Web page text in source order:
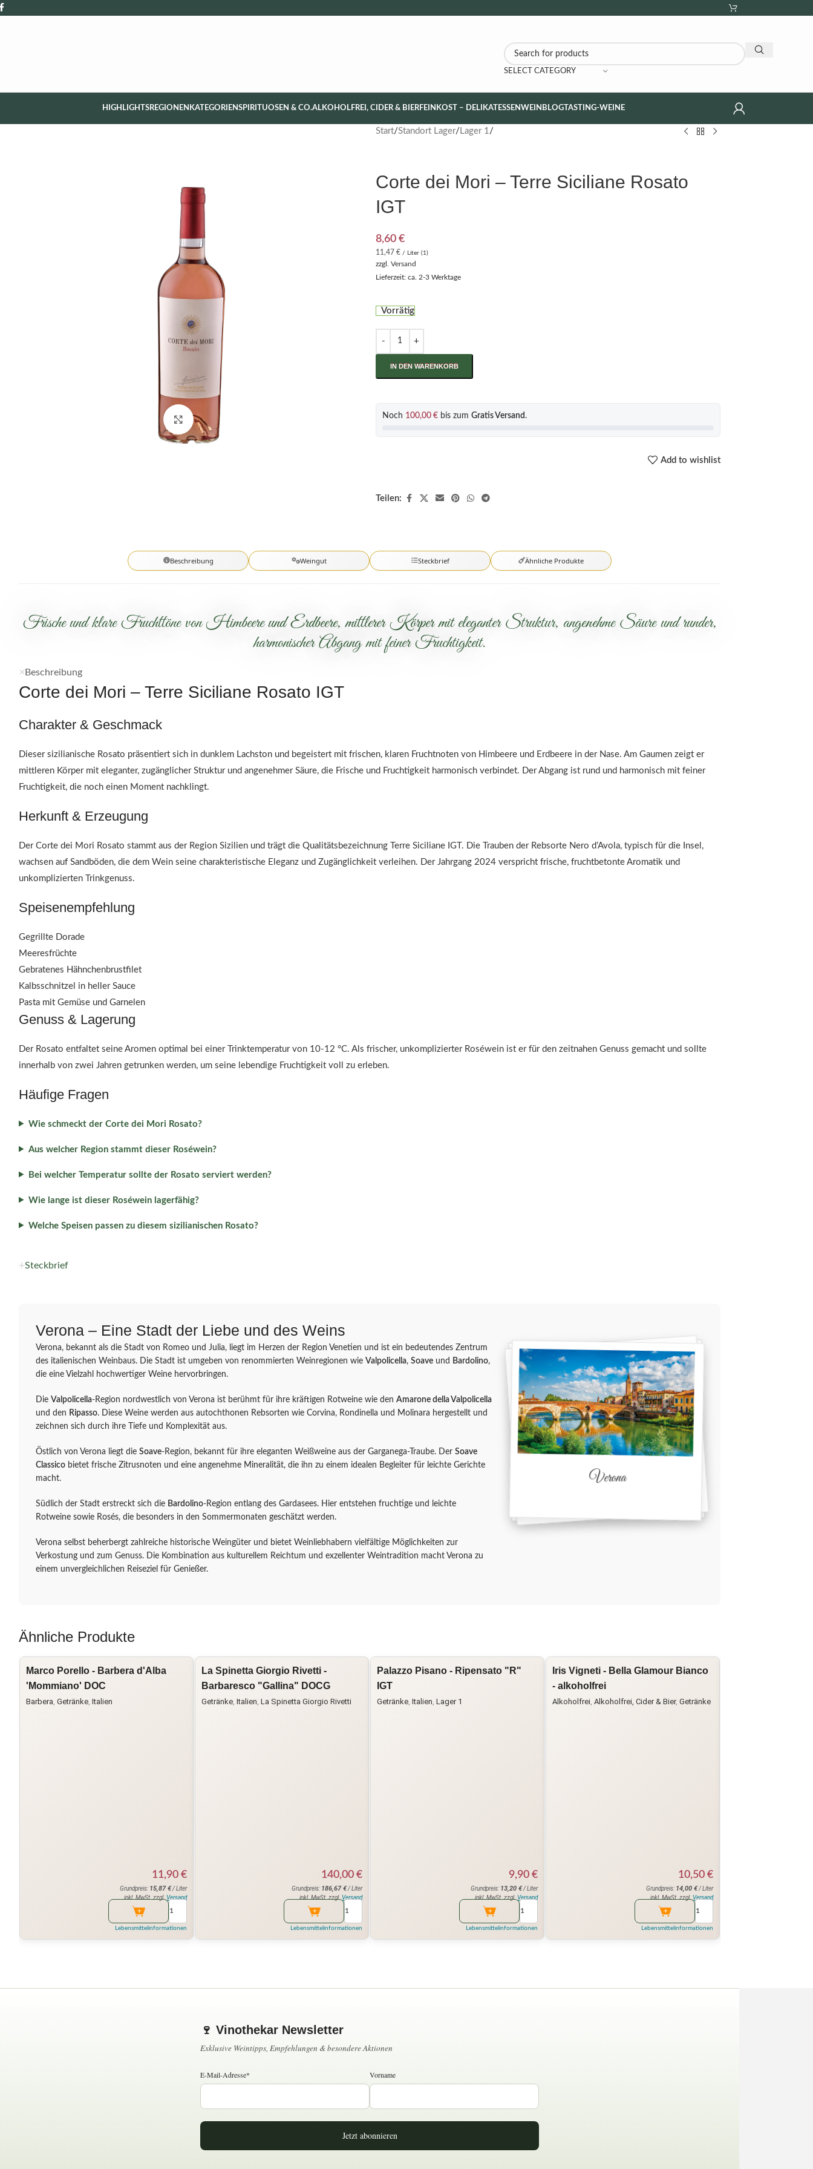
SELECT CATEGORY
HIGHLIGHTSREGIONEN KATEGORIENSPIRITUOSEN & CO.ALKOHOLFREI, CIDER & BIERFEINKOST – DELIKATESSENWEINBLOGTASTING-WEINE
Click to enlarge
Start Standort Lager Lager 1
Corte dei Mori – Terre Siciliane Rosato
IGT
8,60 €
11,47 € / Liter (1)
zzgl. Versand
Lieferzeit: ca. 2-3 Werktage
Vorrätig
IN DEN WARENKORB
Noch 100,00 € bis zum Gratis Versand .
Add to wishlist
Teilen:
Beschreibung Weingut Steckbrief Ähnliche Produkte
Frische und klare Fruchttöne von Himbeere und Erdbeere, mittlerer Körper mit eleganter Struktur, angenehme Säure und runder,
harmonischer Abgang mit feiner Fruchtigkeit.
Beschreibung
Corte dei Mori – Terre Siciliane Rosato IGT
Charakter & Geschmack
Dieser sizilianische Rosato präsentiert sich in dunklem Lachston und begeistert mit frischen, klaren Fruchtnoten von Himbeere und Erdbeere in der Nase. Am Gaumen zeigt er
mittleren Körper mit eleganter, zugänglicher Struktur und angenehmer Säure, die Frische und Fruchtigkeit harmonisch verbindet. Der Abgang ist rund und harmonisch mit feiner
Fruchtigkeit, die noch einen Moment nachklingt.
Herkunft & Erzeugung
Der Corte dei Mori Rosato stammt aus der Region Sizilien und trägt die Qualitätsbezeichnung Terre Siciliane IGT. Die Trauben der Rebsorte Nero d’Avola, typisch für die Insel,
wachsen auf Sandböden, die dem Wein seine charakteristische Eleganz und Zugänglichkeit verleihen. Der Jahrgang 2024 verspricht frische, fruchtbetonte Aromatik und
unkomplizierten Trinkgenuss.
Speisenempfehlung
Gegrillte Dorade
Meeresfrüchte
Gebratenes Hähnchenbrustfilet
Kalbsschnitzel in heller Sauce
Pasta mit Gemüse und Garnelen
Genuss & Lagerung
Der Rosato entfaltet seine Aromen optimal bei einer Trinktemperatur von 10-12 °C. Als frischer, unkomplizierter Roséwein ist er für den zeitnahen Genuss gemacht und sollte
innerhalb von zwei Jahren getrunken werden, um seine lebendige Fruchtigkeit voll zu erleben.
Häufige Fragen
Wie schmeckt der Corte dei Mori Rosato?
Aus welcher Region stammt dieser Roséwein?
Bei welcher Temperatur sollte der Rosato serviert werden?
Wie lange ist dieser Roséwein lagerfähig?
Welche Speisen passen zu diesem sizilianischen Rosato?
Steckbrief
Verona – Eine Stadt der Liebe und des Weins
Verona, bekannt als die Stadt von Romeo und Julia, liegt im Herzen der Region Venetien und ist ein bedeutendes Zentrum
des italienischen Weinbaus. Die Stadt ist umgeben von renommierten Weinregionen wie Valpolicella, Soave und Bardolino,
die eine Vielzahl hochwertiger Weine hervorbringen.
Die Valpolicella-Region nordwestlich von Verona ist berühmt für ihre kräftigen Rotweine wie den Amarone della Valpolicella
und den Ripasso. Diese Weine werden aus autochthonen Rebsorten wie Corvina, Rondinella und Molinara hergestellt und
zeichnen sich durch ihre Tiefe und Komplexität aus.
Östlich von Verona liegt die Soave-Region, bekannt für ihre eleganten Weißweine aus der Garganega-Traube. Der Soave
Classico bietet frische Zitrusnoten und eine angenehme Mineralität, die ihn zu einem idealen Begleiter für leichte Gerichte
macht.
Südlich der Stadt erstreckt sich die Bardolino-Region entlang des Gardasees. Hier entstehen fruchtige und leichte
Rotweine sowie Rosés, die besonders in den Sommermonaten geschätzt werden.
Verona selbst beherbergt zahlreiche historische Weingüter und bietet Weinliebhabern vielfältige Möglichkeiten zur
Verkostung und zum Genuss. Die Kombination aus kulturellem Reichtum und exzellenter Weintradition macht Verona zu
einem unvergleichlichen Reiseziel für Genießer.
Verona
Ähnliche Produkte
Marco Porello - Barbera d'Alba
'Mommiano' DOC
Barbera Getränke Italien
11,90 €
Grundpreis: 15,87€/ Liter
inkl. MwSt. zzgl. Versand
Lebensmittelinformationen
La Spinetta Giorgio Rivetti -
Barbaresco "Gallina" DOCG
Getränke Italien La Spinetta Giorgio Rivetti
140,00 €
Grundpreis: 186,67€/ Liter
inkl. MwSt. zzgl. Versand
Lebensmittelinformationen
Palazzo Pisano - Ripensato "R"
IGT
Getränke Italien Lager 1
9,90 €
Grundpreis: 13,20 €/ Liter
inkl. MwSt. zzgl. Versand
Lebensmittelinformationen
Iris Vigneti - Bella Glamour Bianco
- alkoholfrei
Alkoholfrei Alkoholfrei, Cider & Bier, Getränke
10,50 €
Grundpreis: 14,00 €/ Liter
inkl. MwSt. zzgl. Versand
Lebensmittelinformationen
🍷 Vinothekar Newsletter
Exklusive Weintipps, Empfehlungen & besondere Aktionen
E-Mail-Adresse* Vorname
Jetzt abonnieren